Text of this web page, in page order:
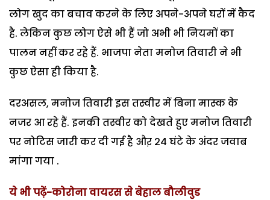
लोग खुद का बचाव करने के लिए अपने-अपने घरों में कैद
है. लेकिन कुछ लोग ऐसे भी हैं जो अभी भी नियमों का
पालन नहीं कर रहे हैं. भाजपा नेता मनोज तिवारी ने भी
कुछ ऐसा ही किया है.
दरअसल, मनोज तिवारी इस तस्वीर में बिना मास्क के
नजर आ रहे हैं. इनकी तस्वीर को देखते हुए मनोज तिवारी
पर नोटिस जारी कर दी गई है औऱ 24 घंटे के अंदर जवाब
मांगा गया .
ये भी पढ़ें-कोरोना वायरस से बेहाल बौलीवुड